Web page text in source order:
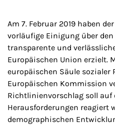
Am 7. Februar 2019 haben
vorläufige Einigung über
transparente und
Europäischen Union erzielt.
europäischen Säule sozialer
Europäischen Kommission
Richtlinienvorschlag soll auf
Herausforderungen reagiert
demographischen